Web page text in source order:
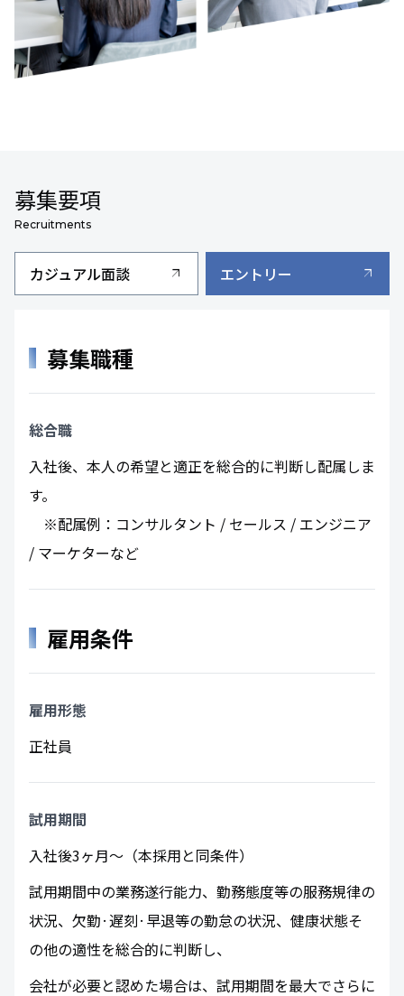
募集要項
Recruitments
カジュアル面談 arrow_outward エントリー arrow_outward
募集職種
総合職
入社後、本人の希望と適正を総合的に判断し配属しま
す。
※配属例：コンサルタント / セールス / エンジニア
/ マーケターなど
雇用条件
雇用形態
正社員
試用期間
入社後3ヶ月～（本採用と同条件）
試用期間中の業務遂行能力、勤務態度等の服務規律の
状況、欠勤·遅刻·早退等の勤怠の状況、健康状態そ
の他の適性を総合的に判断し、
会社が必要と認めた場合は、試用期間を最大でさらに